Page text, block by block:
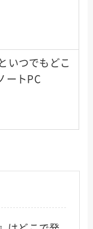
いつでもどこ
ートPC